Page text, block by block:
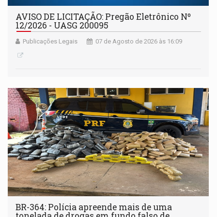
AVISO DE LICITAÇÃO: Pregão Eletrônico Nº
12/2026 - UASG 200095
Publicações Legais 07 de Agosto de 2026 às 16:09
BR-364: Polícia apreende mais de uma